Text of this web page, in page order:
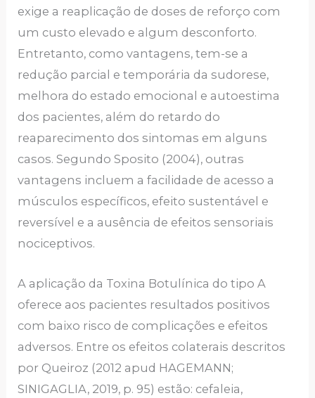
exige a reaplicação de doses de reforço com
um custo elevado e algum desconforto.
Entretanto, como vantagens, tem-se a
redução parcial e temporária da sudorese,
melhora do estado emocional e autoestima
dos pacientes, além do retardo do
reaparecimento dos sintomas em alguns
casos. Segundo Sposito (2004), outras
vantagens incluem a facilidade de acesso a
músculos específicos, efeito sustentável e
reversível e a ausência de efeitos sensoriais
nociceptivos.
A aplicação da Toxina Botulínica do tipo A
oferece aos pacientes resultados positivos
com baixo risco de complicações e efeitos
adversos. Entre os efeitos colaterais descritos
por Queiroz (2012 apud HAGEMANN;
SINIGAGLIA, 2019, p. 95) estão: cefaleia,